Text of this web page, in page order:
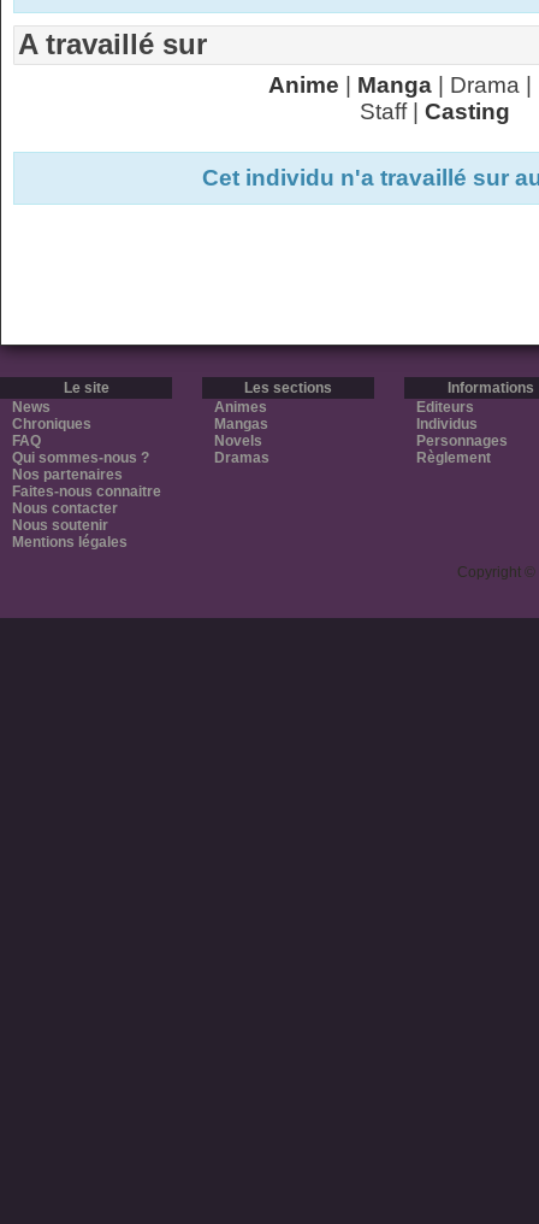
A travaillé sur
Anime Manga| Drama |
Staff | Casting
Cet individu n'a travaillé sur
Le site
News
Chroniques
FAQ
Qui sommes-nous ?
Nos partenaires
Faites-nous connaitre
Nous contacter
Nous soutenir
Mentions légales
Les sections
Animes
Mangas
Novels
Dramas
Informations
Editeurs
Individus
Personnages
Règlement
Copyright ©